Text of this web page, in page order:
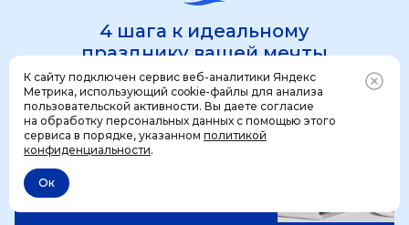
Позвонить+7 (499) 444-31-53
К сайту подключен сервис веб-аналитики Яндекс
Метрика, использующий cookie-файлы для анализа
пользовательской активности. Вы даете согласие
на обработку персональных данных с помощью этого
сервиса в порядке, указанном политикой
конфиденциальности.
Ок
4 шага к идеальному
празднику вашей мечты
1 шаг